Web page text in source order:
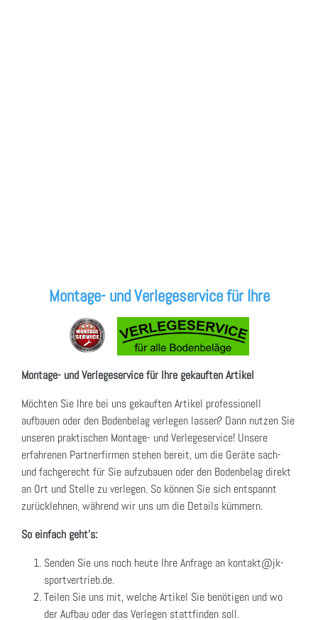
Montage- und Verlegeservice für Ihre
Montage- und Verlegeservice für Ihre gekauften Artikel
Möchten Sie Ihre bei uns gekauften Artikel professionell
aufbauen oder den Bodenbelag verlegen lassen? Dann nutzen Sie
unseren praktischen Montage- und Verlegeservice! Unsere
erfahrenen Partnerfirmen stehen bereit, um die Geräte sach-
und fachgerecht für Sie aufzubauen oder den Bodenbelag direkt
an Ort und Stelle zu verlegen. So können Sie sich entspannt
zurücklehnen, während wir uns um die Details kümmern.
So einfach geht's:
Senden Sie uns noch heute Ihre Anfrage an kontakt@jk-
sportvertrieb.de.
Teilen Sie uns mit, welche Artikel Sie benötigen und wo
der Aufbau oder das Verlegen stattfinden soll.